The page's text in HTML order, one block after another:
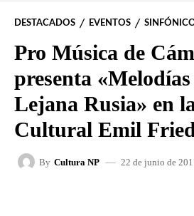
DESTACADOS EVENTOS
Pro Música de
presenta
Lejana Rusia» en
Cultural Emil
By Cultura NP 22 de junio de